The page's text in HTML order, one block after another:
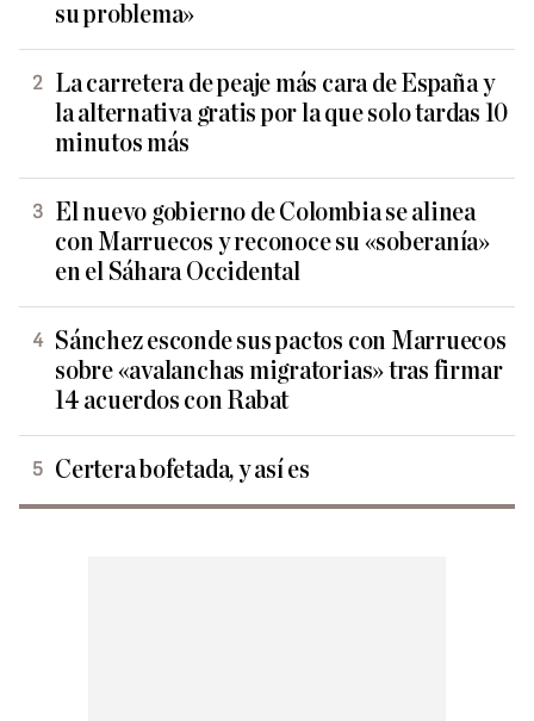
su problema»
La carretera de peaje más cara de España y
la alternativa gratis por la que solo tardas 10
minutos más
El nuevo gobierno de Colombia se alinea
con Marruecos y reconoce su «soberanía»
en el Sáhara Occidental
Sánchez esconde sus pactos con Marruecos
sobre «avalanchas migratorias» tras firmar
14 acuerdos con Rabat
Certera bofetada, y así es